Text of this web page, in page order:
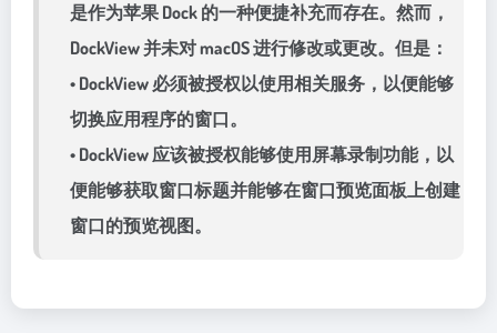
是作为苹果 Dock 的一种便捷补充而存在。然而，
DockView 并未对 macOS 进行修改或更改。但是：
• DockView 必须被授权以使用相关服务，以便能够
切换应用程序的窗口。
• DockView 应该被授权能够使用屏幕录制功能，以
便能够获取窗口标题并能够在窗口预览面板上创建
窗口的预览视图。